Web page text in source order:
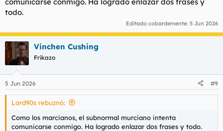
todo.
Editado cobardemente: 5 Jun 2026
Vinchen Cushing
Frikazo
5 Jun 2026 #9
Lord90s rebuznó:
Como los marcianos, el subnormal murciano intenta
comunicarse conmigo. Ha logrado enlazar dos frases y todo.